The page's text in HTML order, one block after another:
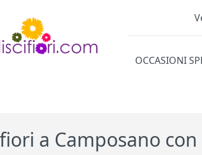
Categorie
OCCASIONI
a Camposano